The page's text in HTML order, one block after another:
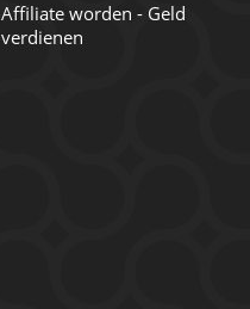
Affiliate worden - Geld
verdienen